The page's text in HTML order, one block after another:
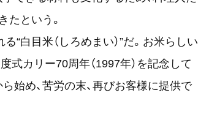
たという。
“白目米（しろめまい）”だ。お米らしい
式カリー70周年（1997年）を記念して
始め、苦労の末、再びお客様に提供で